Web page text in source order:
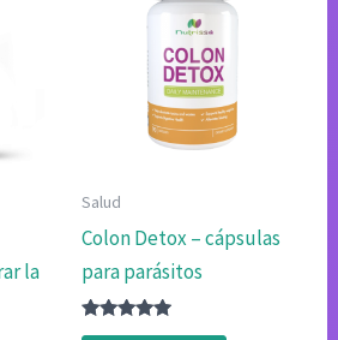
la
Salud
Colon Detox – cápsulas
para parásitos
Valorado